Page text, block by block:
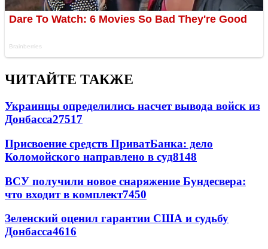
ЧИТАЙТЕ ТАКЖЕ
Украинцы определились насчет вывода войск из
Донбасса27517
Присвоение средств ПриватБанка: дело
Коломойского направлено в суд8148
ВСУ получили новое снаряжение Бундесвера:
что входит в комплект7450
Зеленский оценил гарантии США и судьбу
Донбасса4616